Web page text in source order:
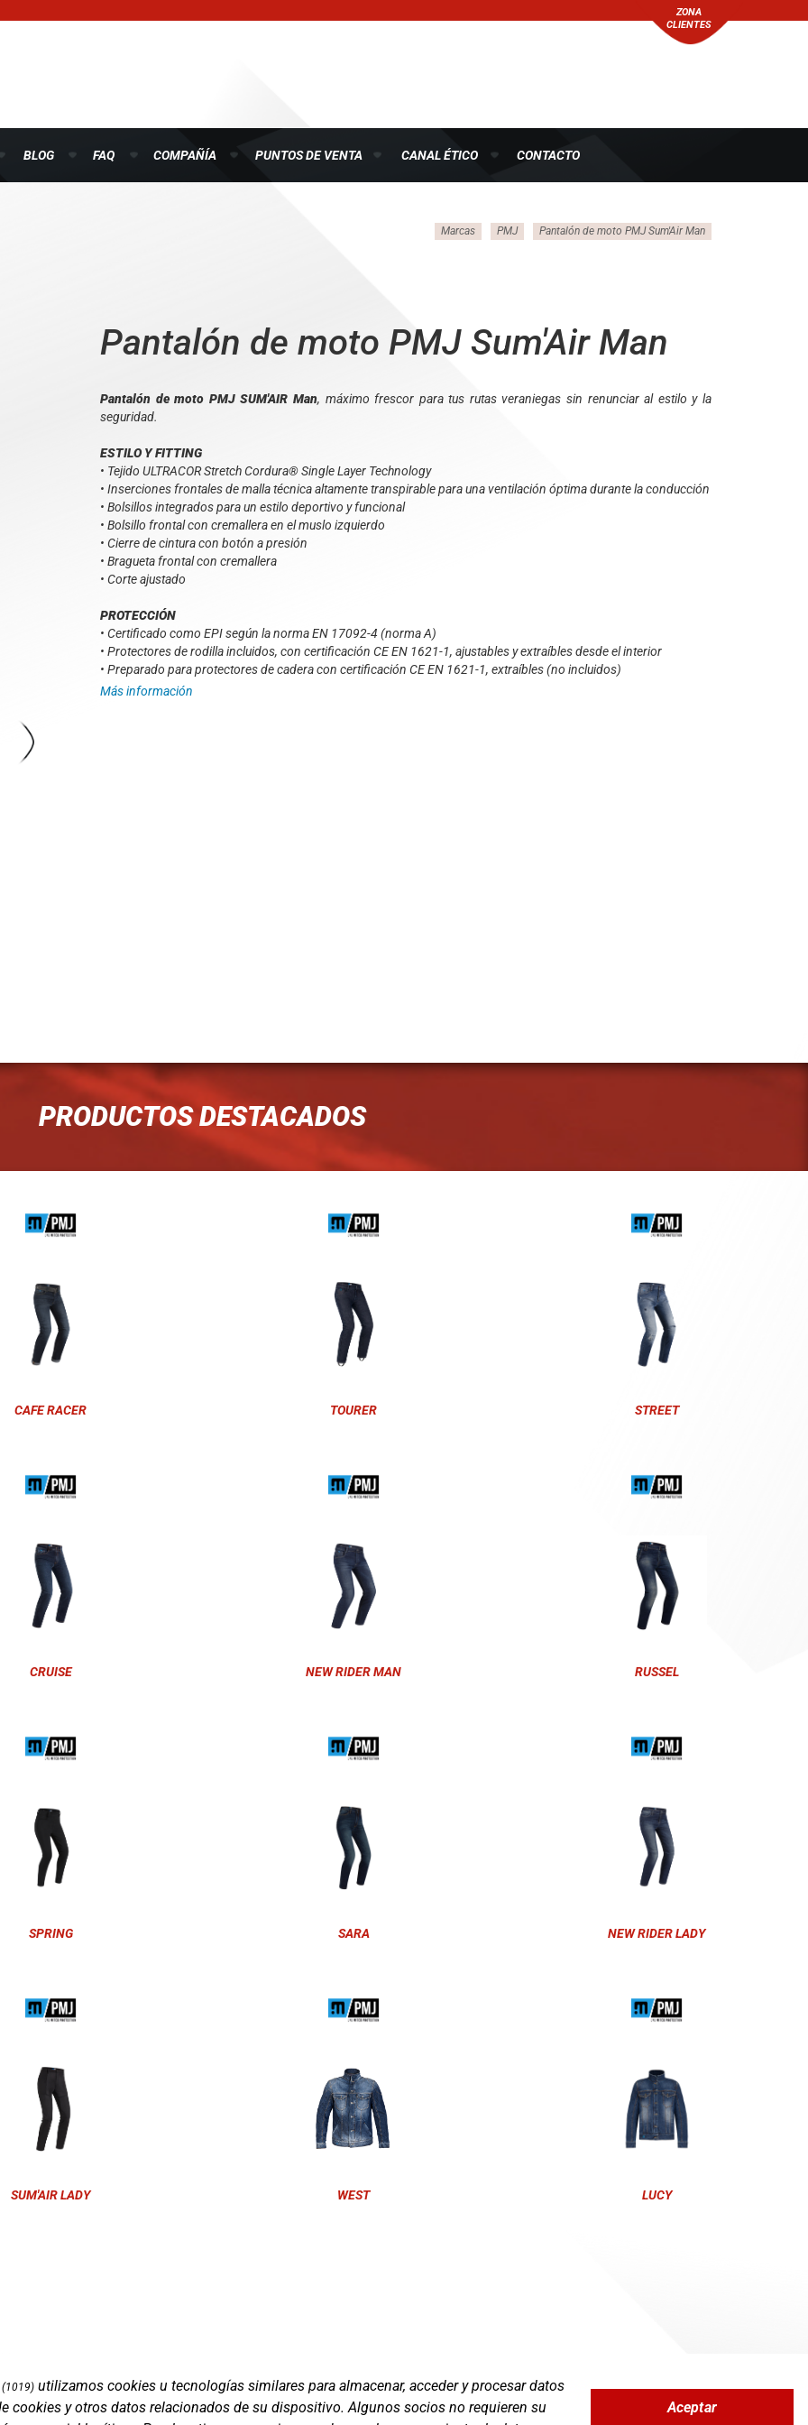
ZONA
CLIENTES
BLOG FAQ COMPAÑÍA PUNTOS DE VENTA CANAL ÉTICO CONTACTO
Marcas PMJ Pantalón de moto PMJ Sum'Air Man
Pantalón de moto PMJ Sum'Air Man
Pantalón de moto PMJ SUM'AIR Man, máximo frescor para tus rutas veraniegas sin renunciar al estilo y la
seguridad.
ESTILO Y FITTING
• Tejido ULTRACOR Stretch Cordura® Single Layer Technology
• Inserciones frontales de malla técnica altamente transpirable para una ventilación óptima durante la conducción
• Bolsillos integrados para un estilo deportivo y funcional
• Bolsillo frontal con cremallera en el muslo izquierdo
• Cierre de cintura con botón a presión
• Bragueta frontal con cremallera
• Corte ajustado
PROTECCIÓN
• Certificado como EPI según la norma EN 17092-4 (norma A)
• Protectores de rodilla incluidos, con certificación CE EN 1621-1, ajustables y extraíbles desde el interior
• Preparado para protectores de cadera con certificación CE EN 1621-1, extraíbles (no incluidos)
Más información
PRODUCTOS DESTACADOS
CAFE RACER TOURER STREET
CRUISE NEW RIDER MAN RUSSEL
SPRING SARA NEW RIDER LADY
SUM'AIR LADY WEST LUCY
Zona Clientes
(1019) utilizamos cookies u tecnologías similares para almacenar, acceder y procesar datos
cookies y otros datos relacionados de su dispositivo. Algunos socios no requieren su
Aceptar